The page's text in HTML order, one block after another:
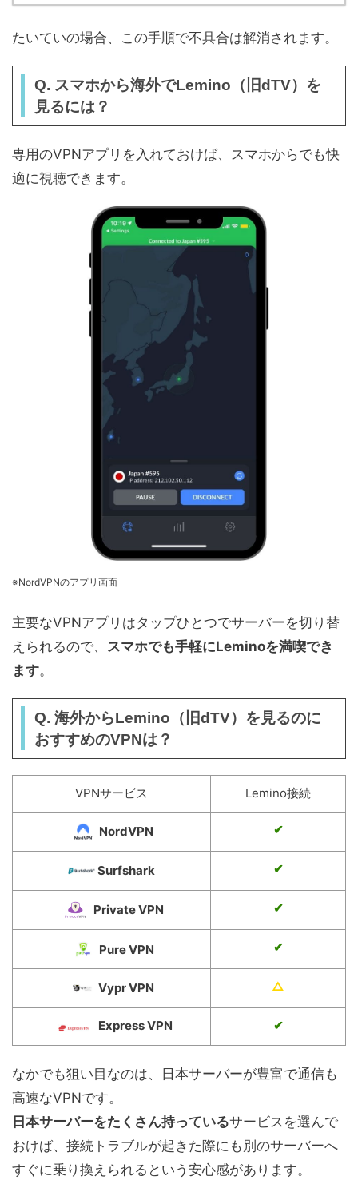
たいていの場合、この手順で不具合は解消されます。
Q. スマホから海外でLemino（旧dTV）を
見るには？
専用のVPNアプリを入れておけば、スマホからでも快
適に視聴できます。
※NordVPNのアプリ画面
主要なVPNアプリはタップひとつでサーバーを切り替
えられるので、 スマホでも手軽にLeminoを満喫でき
ます。
Q. 海外からLemino（旧dTV）を見るのに
おすすめのVPNは？
VPNサービス Lemino接続
NordVPN ✔︎
Surfshark ✔︎
Private VPN ✔︎
Pure VPN ✔︎
Vypr VPN △
Express VPN ✔︎
なかでも狙い目なのは、日本サーバーが豊富で通信も
高速なVPNです。
日本サーバーをたくさん持っているサービスを選んで
おけば、接続トラブルが起きた際にも別のサーバーへ
すぐに乗り換えられるという安心感があります。